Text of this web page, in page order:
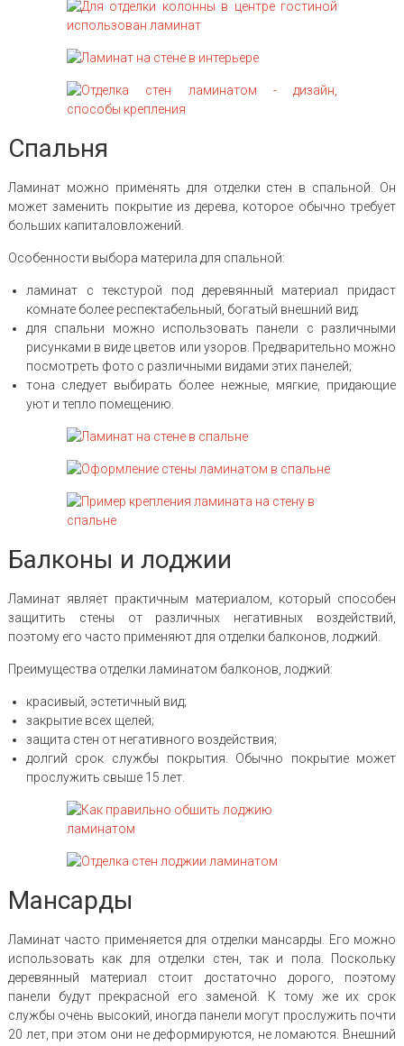
Спальня
Ламинат можно применять для отделки стен в спальной. Он
может заменить покрытие из дерева, которое обычно требует
больших капиталовложений.
Особенности выбора материла для спальной:
ламинат с текстурой под деревянный материал придаст
комнате более респектабельный, богатый внешний вид;
для спальни можно использовать панели с различными
рисунками в виде цветов или узоров. Предварительно можно
посмотреть фото с различными видами этих панелей;
тона следует выбирать более нежные, мягкие, придающие
уют и тепло помещению.
Балконы и лоджии
Ламинат являет практичным материалом, который способен
защитить стены от различных негативных воздействий,
поэтому его часто применяют для отделки балконов, лоджий.
Преимущества отделки ламинатом балконов, лоджий:
красивый, эстетичный вид;
закрытие всех щелей;
защита стен от негативного воздействия;
долгий срок службы покрытия. Обычно покрытие может
прослужить свыше 15 лет.
Мансарды
Ламинат часто применяется для отделки мансарды. Его можно
использовать как для отделки стен, так и пола. Поскольку
деревянный материал стоит достаточно дорого, поэтому
панели будут прекрасной его заменой. К тому же их срок
службы очень высокий, иногда панели могут прослужить почти
20 лет, при этом они не деформируются, не ломаются. Внешний